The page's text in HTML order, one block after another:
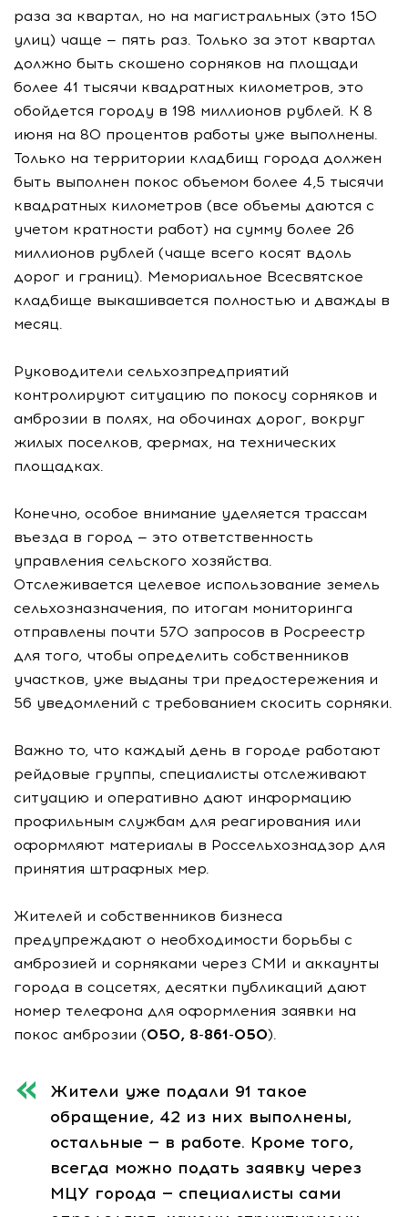
раза за квартал, но на магистральных (это 150
улиц) чаще — пять раз. Только за этот квартал
должно быть скошено сорняков на площади
более 41 тысячи квадратных километров, это
обойдется городу в 198 миллионов рублей. К 8
июня на 80 процентов работы уже выполнены.
Только на территории кладбищ города должен
быть выполнен покос объемом более 4,5 тысячи
квадратных километров (все объемы даются с
учетом кратности работ) на сумму более 26
миллионов рублей (чаще всего косят вдоль
дорог и границ). Мемориальное Всесвятское
кладбище выкашивается полностью и дважды в
месяц.
Руководители сельхозпредприятий
контролируют ситуацию по покосу сорняков и
амброзии в полях, на обочинах дорог, вокруг
жилых поселков, фермах, на технических
площадках.
Конечно, особое внимание уделяется трассам
въезда в город — это ответственность
управления сельского хозяйства.
Отслеживается целевое использование земель
сельхозназначения, по итогам мониторинга
отправлены почти 570 запросов в Росреестр
для того, чтобы определить собственников
участков, уже выданы три предостережения и
56 уведомлений с требованием скосить сорняки.
Важно то, что каждый день в городе работают
рейдовые группы, специалисты отслеживают
ситуацию и оперативно дают информацию
профильным службам для реагирования или
оформляют материалы в Россельхознадзор для
принятия штрафных мер.
Жителей и собственников бизнеса
предупреждают о необходимости борьбы с
амброзией и сорняками через СМИ и аккаунты
города в соцсетях, десятки публикаций дают
номер телефона для оформления заявки на
покос амброзии (050, 8-861-050).
Жители уже подали 91 такое
обращение, 42 из них выполнены,
остальные — в работе. Кроме того,
всегда можно подать заявку через
МЦУ города — специалисты сами